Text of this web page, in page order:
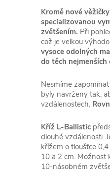
Kromě nové
specializovanou
zvětšením. Při
což je velkou
vysoce odolných
do těch nejmenších
Nesmíme
byly navrženy tak,
vzdálenostech.
Kříž L-Ballistic
dlouhé vzdálenosti.
křížem o tloušťce
10 a 2 cm. Možnost
10-násobném